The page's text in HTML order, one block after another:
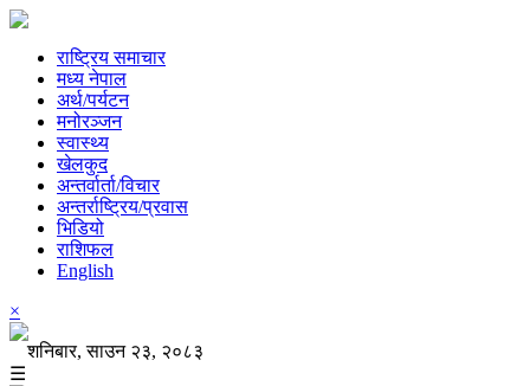
राष्ट्रिय समाचार
मध्य नेपाल
अर्थ/पर्यटन
मनोरञ्जन
स्वास्थ्य
खेलकुद
अन्तर्वार्ता/विचार
अन्तर्राष्ट्रिय/प्रवास
भिडियो
राशिफल
English
×
शनिबार, साउन २३, २०८३
☰